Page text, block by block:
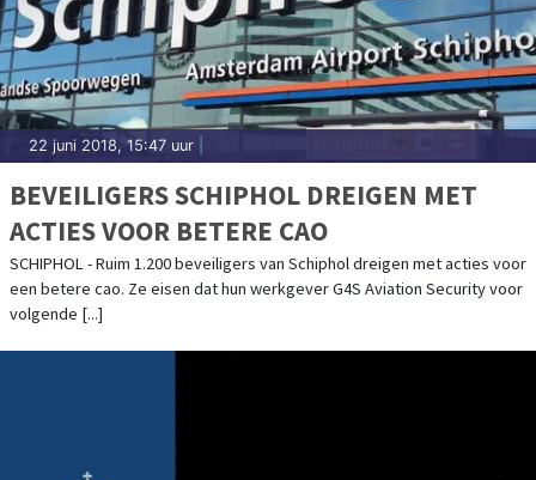
22 juni 2018, 15:47 uur
BEVEILIGERS SCHIPHOL DREIGEN MET
ACTIES VOOR BETERE CAO
SCHIPHOL - Ruim 1.200 beveiligers van Schiphol dreigen met acties voor
een betere cao. Ze eisen dat hun werkgever G4S Aviation Security voor
volgende [...]